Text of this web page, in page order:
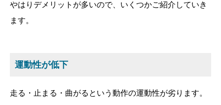
やはりデメリットが多いので、いくつかご紹介していき
ます。
運動性が低下
走る・止まる・曲がるという動作の運動性が劣ります。